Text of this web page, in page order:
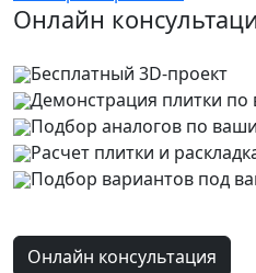
Онлайн
Бесплатный 3D-проект
Демонстрация плитки по
Подбор аналогов по
Расчет плитки и
Подбор вариантов под
Онлайн консультация